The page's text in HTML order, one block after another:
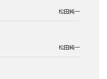
松田純一
松田純一